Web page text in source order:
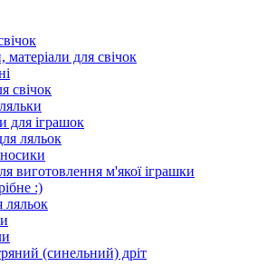
матеріали для свічок
свічок
для іграшок
ляльок
виготовлення м'якої іграшки
:)
ляльок
(синельний) дріт